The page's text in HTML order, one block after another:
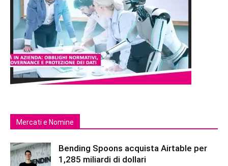
Mercati e Nomine
Bending Spoons acquista Airtable per
1,285 miliardi di dollari